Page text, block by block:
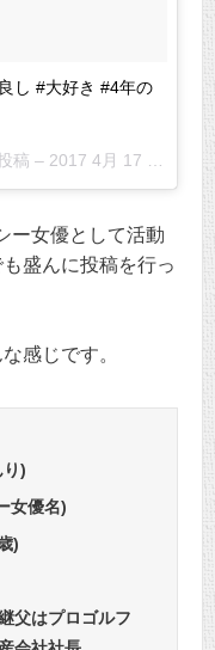
し #大好き #4年の
稿 – 2017 4月 17 5:41午前 PDT
ー女優として活動
盛んに投稿を行っ
感じです。
)
女優名)
)
父はプロゴルフ